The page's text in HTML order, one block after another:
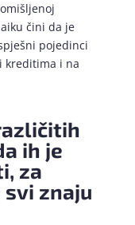
čini da je
pojedinci
kreditima i na
ih je
za
znaju